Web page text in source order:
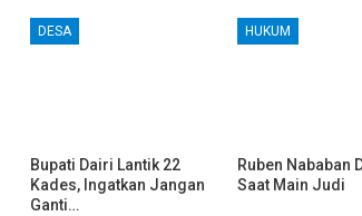
DESA
Bupati Dairi Lantik 22
Kades, Ingatkan Jangan
Ganti…
HUKUM
Ruben Nababan
Saat Main Judi